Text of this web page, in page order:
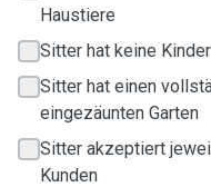
Haustiere
Sitter hat keine Kinder
Sitter hat einen
eingezäunten Garten
Sitter akzeptiert
Kunden